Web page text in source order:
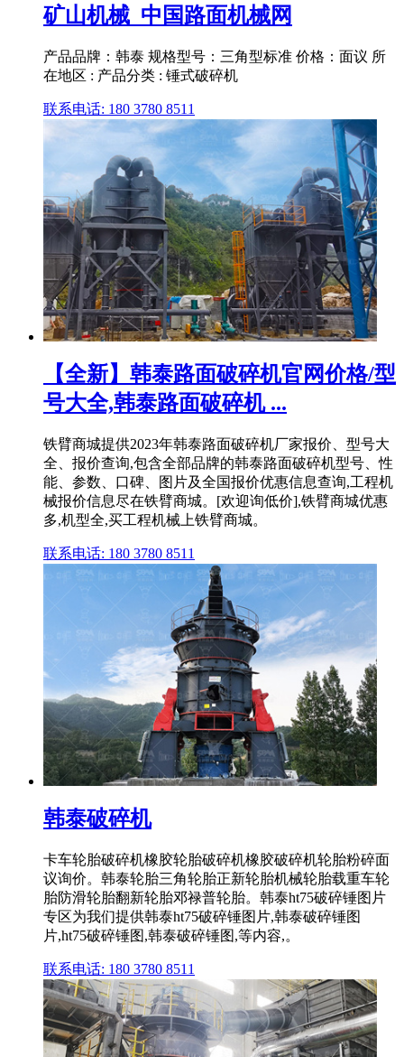
矿山机械_中国路面机械网
产品品牌：韩泰 规格型号：三角型标准 价格：面议 所
在地区 : 产品分类 : 锤式破碎机
联系电话: 180 3780 8511
【全新】韩泰路面破碎机官网价格/型
号大全,韩泰路面破碎机 ...
铁臂商城提供2023年韩泰路面破碎机厂家报价、型号大
全、报价查询,包含全部品牌的韩泰路面破碎机型号、性
能、参数、口碑、图片及全国报价优惠信息查询,工程机
械报价信息尽在铁臂商城。[欢迎询低价],铁臂商城优惠
多,机型全,买工程机械上铁臂商城。
联系电话: 180 3780 8511
韩泰破碎机
卡车轮胎破碎机橡胶轮胎破碎机橡胶破碎机轮胎粉碎面
议询价。韩泰轮胎三角轮胎正新轮胎机械轮胎载重车轮
胎防滑轮胎翻新轮胎邓禄普轮胎。韩泰ht75破碎锤图片
专区为我们提供韩泰ht75破碎锤图片,韩泰破碎锤图
片,ht75破碎锤图,韩泰破碎锤图,等内容,。
联系电话: 180 3780 8511